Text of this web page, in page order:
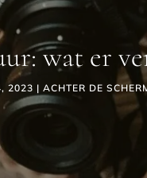
wat er
2023 | ACHTER DE